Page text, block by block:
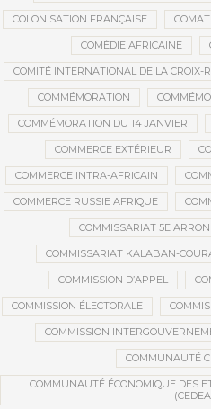
COLONISATION FRANÇAISE
COMÉDIE AFRICAINE
COMITÉ INTERNATIONAL DE LA CROIX-
COMMÉMORATION
COMMÉMORATION DU 14 JANVIER
COMMERCE EXTÉRIEUR
COMMERCE INTRA-AFRICAIN
COMMERCE RUSSIE AFRIQUE
COMMISSARIAT 5E
COMMISSARIAT KALABAN-
COMMISSION D’APPEL
COMMISSION ÉLECTORALE
COMMISSION
COMMUNAUTÉ
COMMUNAUTÉ ÉCONOMIQUE DES